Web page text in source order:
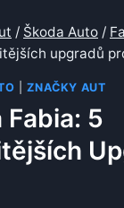
/ Škoda Auto /
upgradů
|ZNAČKY AUT
Fabia: 5